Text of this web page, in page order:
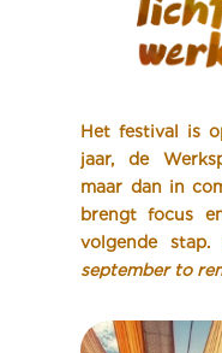
Het festival is
jaar, de
maar dan in
brengt focus
volgende
september to